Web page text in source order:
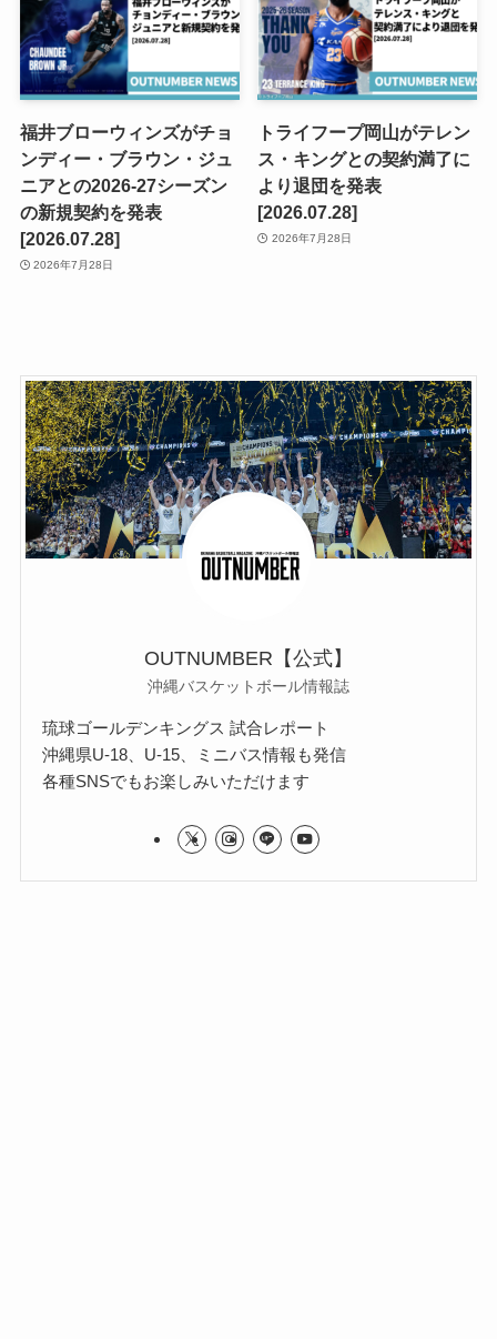
福井ブローウィンズがチョ
ンディー・ブラウン・ジュ
ニアとの2026-27シーズン
の新規契約を発表
[2026.07.28]
2026年7月28日
トライフープ岡山がテレン
ス・キングとの契約満了に
より退団を発表
[2026.07.28]
2026年7月28日
OUTNUMBER【公式】
沖縄バスケットボール情報誌
琉球ゴールデンキングス 試合レポート
沖縄県U-18、U-15、ミニバス情報も発信
各種SNSでもお楽しみいただけます